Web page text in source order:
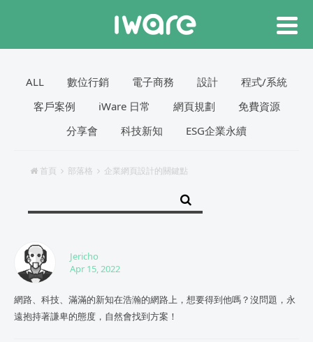
ALL 數位行銷 電子商務 設計
程式/系統
客戶案例
iWare 日常 網頁規劃
免費資源
分享會
科技新知 ESG企業永續
首頁 部落格 企業網頁設計的關鍵點
Jericho
Apr 15, 2022
網路、科技、滿滿的新知在浩瀚的網路上，想要得到他嗎？沒問題，永
遠抱持著謙卑的態度，自然會找到方案！